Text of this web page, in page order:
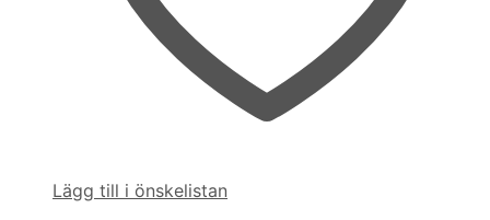
Lägg till i önskelistan